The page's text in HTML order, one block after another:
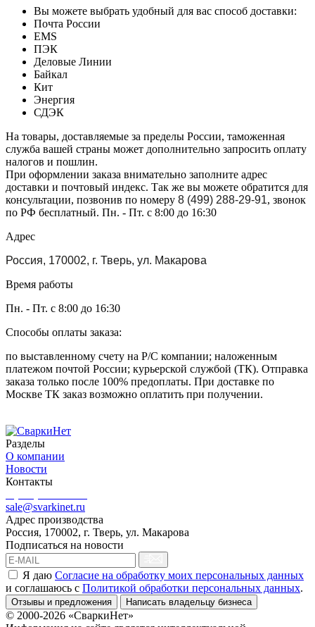
Вы можете выбрать удобный для вас способ доставки:
Почта России
EMS
ПЭК
Деловые Линии
Байкал
Кит
Энергия
СДЭК
На товары, доставляемые за пределы России, таможенная
служба вашей страны может дополнительно запросить оплату
налогов и пошлин.
При оформлении заказа внимательно заполните адрес
доставки и почтовый индекс. Так же вы можете обратится для
консультации, позвонив по номеру 8 (499) 288-29-91, звонок
по РФ бесплатный. Пн. - Пт. с 8:00 до 16:30
Адрес
Россия, 170002, г. Тверь, ул. Макарова
Время работы
Пн. - Пт. с 8:00 до 16:30
Способы оплаты заказа:
по выставленному счету на Р/С компании; наложенным
платежом почтой России; курьерской службой (ТК). Отправка
заказа только после 100% предоплаты. При доставке по
Москве ТК заказ возможно оплатить при получении.
Разделы
О компании
Новости
Контакты
sale@svarkinet.ru
Адрес производства
Россия, 170002, г. Тверь, ул. Макарова
Подписаться на новости
Я даю Согласие на обработку моих персональных данных
и соглашаюсь c Политикой обработки персональных данных.
Отзывы и предложения Написать владельцу бизнеса
© 2000-2026 «СваркиНет»